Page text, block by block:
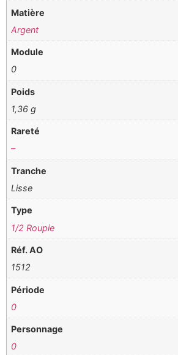
Matière
Argent
Module
0
Poids
1,36 g
Rareté
–
Tranche
Lisse
Type
1/2 Roupie
Réf. AO
1512
Période
0
Personnage
0